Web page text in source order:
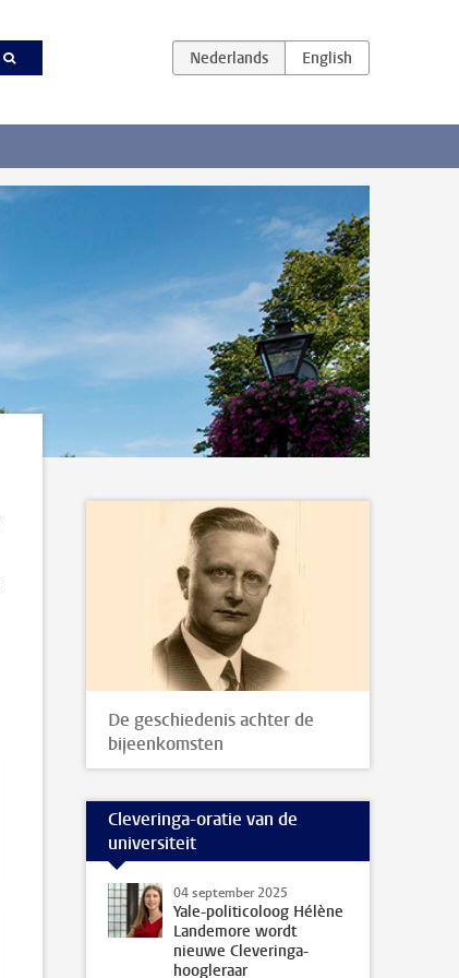
De geschiedenis achter de
bijeenkomsten
Cleveringa-oratie van de
universiteit
04 september 2025
Yale-politicoloog Hélène
Landemore wordt
nieuwe Cleveringa-
hoogleraar